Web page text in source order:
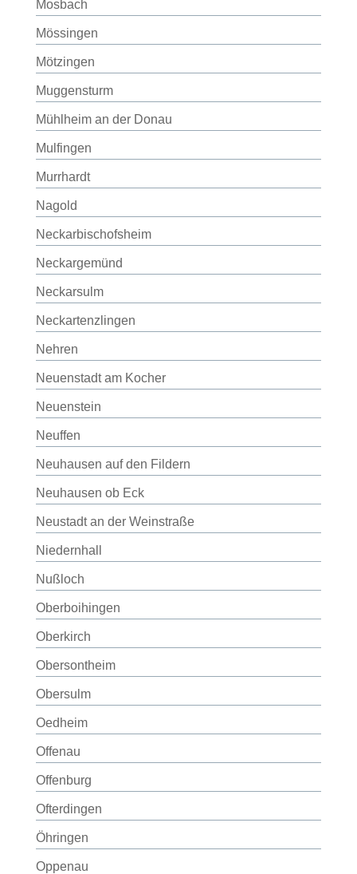
Mosbach
Mössingen
Mötzingen
Muggensturm
Mühlheim an der Donau
Mulfingen
Murrhardt
Nagold
Neckarbischofsheim
Neckargemünd
Neckarsulm
Neckartenzlingen
Nehren
Neuenstadt am Kocher
Neuenstein
Neuffen
Neuhausen auf den Fildern
Neuhausen ob Eck
Neustadt an der Weinstraße
Niedernhall
Nußloch
Oberboihingen
Oberkirch
Obersontheim
Obersulm
Oedheim
Offenau
Offenburg
Ofterdingen
Öhringen
Oppenau